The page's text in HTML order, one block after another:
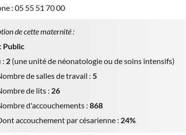
: 05 55 51 70 00
de cette maternité :
Public
: 2 (une unité de néonatologie ou de soins intensifs)
de salles de travail : 5
de lits : 26
d'accouchements : 868
accouchement par césarienne : 24%